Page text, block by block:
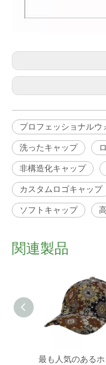
プロフェッショナルウ
洗ったキャップ
非構造化キャップ
カスタムロゴキャップ
ソフトキャップ
関連製品